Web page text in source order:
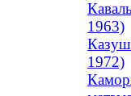
1963)
1972)